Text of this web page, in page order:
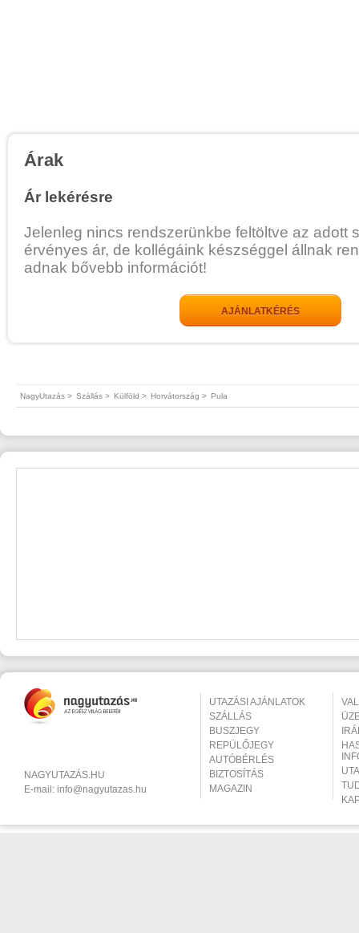
Árak
Ár lekérésre
Jelenleg nincs rendszerünkbe feltöltve az adott
érvényes ár, de kollégáink készséggel állnak
adnak bővebb információt!
AJÁNLATKÉRÉS
NagyUtazás > Szállás > Külföld > Horvátország > Pula
NAGYUTAZÁS.HU
E-mail: info@nagyutazas.hu
UTAZÁSI AJÁNLATOK
SZÁLLÁS
BUSZJEGY
REPÜLŐJEGY
AUTÓBÉRLÉS
BIZTOSÍTÁS
MAGAZIN